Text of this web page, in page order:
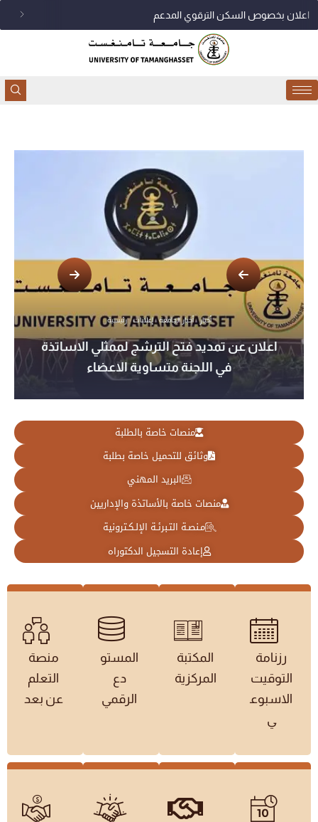
اعلان بخصوص السكن الترقوي المدعم
منصات خاصة بالطلبة
وثائق للتحميل خاصة بطلبة
البريد المهني
منصات خاصة بالأساتذة والإداريين
مـنصـة التـبرئـة الإلـكـترونية
إعادة التسجيل الدكتوراه
أخبار أخبار الجامعة إعلانات رئيسية
اعلان عن تمديد فتح الترشج لممثلي الاساتذة
في اللجنة متساوية الاعضاء
رزنامة
التوقيت
الاسبوع
ي
المكتبة
المركزية
المستو
دع
الرقمي
منصة
التعلم
عن بعد